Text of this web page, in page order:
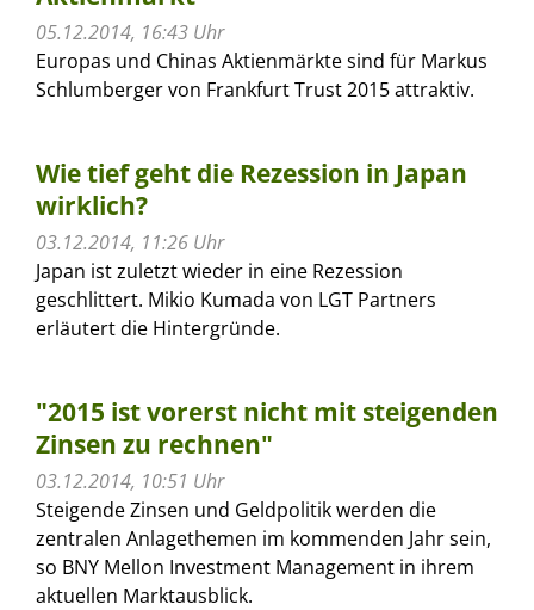
05.12.2014, 16:43 Uhr
Europas und Chinas Aktienmärkte sind für Markus
Schlumberger von Frankfurt Trust 2015 attraktiv.
Wie tief geht die Rezession in Japan
wirklich?
03.12.2014, 11:26 Uhr
Japan ist zuletzt wieder in eine Rezession
geschlittert. Mikio Kumada von LGT Partners
erläutert die Hintergründe.
"2015 ist vorerst nicht mit steigenden
Zinsen zu rechnen"
03.12.2014, 10:51 Uhr
Steigende Zinsen und Geldpolitik werden die
zentralen Anlagethemen im kommenden Jahr sein,
so BNY Mellon Investment Management in ihrem
aktuellen Marktausblick.